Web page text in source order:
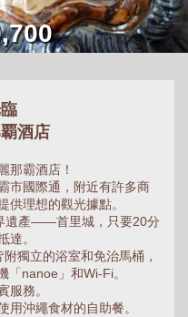
酒店
那霸酒店！
國際通，附近有許多商
供理想的觀光據點。
遺產——首里城，只要20分
達。
獨立的浴室和免治馬桶，
「nanoe」和Wi-Fi。
服務。
用沖繩食材的自助餐。